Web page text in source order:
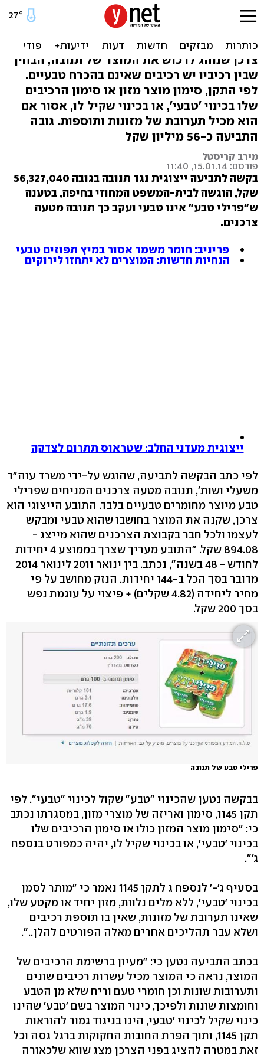
בקשה לייצוגית: פרילי מן
הטבע לא טבעי
צרכן שנוהג לרכוש את המוצר של תנובה, הבחין
שבין רכיביו יש רכיבים שאינם בהכרח טבעיים.
לפי התקן, סימון מוצר מזון או סימון הרכיבים
שלו בכינוי 'טבעי', או בכינוי שקיל לו, אסור אם
הוא מכיל תערובת של מזונות ותוספות. גובה
התביעה כ-56 מיליון שקל
מירב קריסטל
פורסם: 15.01.14, 11:40
בקשה לתביעה ייצוגית נגד תנובה בגובה 56,327,040
שקל, הוגשה לבית-המשפט המחוזי בחיפה, בטענה
ש"פרילי טבע" אינו טבעי ועקב כך תנובה מטעה
צרכנים.
פריניב: חומר משמר אסור במיץ תפוזים טבעי
הנחיות חדשות: המוצרים לא יתחזו לירוקים
ייצוגית מעדני החלב: שטראוס תתרום לצדקה
לפי כתב הבקשה לתביעה, שהוגש על-ידי משרד עוה"ד
משעלי ושות', תנובה מטעה צרכנים המניחים שפרילי
טבע מיוצר מחומרים טבעיים בלבד. התובע הייצוגי הוא
צרכן, שקנה את המוצר בחושבו שהוא טבעי ומבקש
לעצמו ולכל חבר בקבוצת הצרכנים שהוא מייצג -
894.08 שקל. "התובע מעריך שצרך בממוצע 4 יחידות
לחודש - 48 בשנה", נכתב. בין ינואר 2011 לינואר 2014
מדובר בסך הכל ב-144 יחידות. הנזק מחושב על פי
מחיר ליחידה (4.82 שקלים) + פיצוי על עוגמת נפש
בסך 200 שקל.
פרילי טבע של תנובה
בבקשה נטען שהכינוי "טבע" שקול לכינוי "טבעי". לפי
תקן 1145, סימון ואריזה של מוצרי מזון, במסגרתו נכתב
כי: "סימון מוצר המזון כולו או סימון הרכיבים שלו
בכינוי 'טבעי', או בכינוי שקיל לו, יהיה כמפורט בנספח
ג'".
בסעיף ג'-' לנספח ג לתקן 1145 נאמר כי "מותר לסמן
בכינוי 'טבעי', ללא מלים נלוות, מזון יחיד או מקטע שלו,
שאינו תערובת של מזונות, שאין בו תוספת רכיבים
ושלא עבר תהליכים אחרים מאלה הפורטים להלן..".
בכתב התביעה נטען כי: "מעיון ברשימת הרכיבים של
המוצר, נראה כי המוצר מכיל עשרות רכיבים שונים
ותערובות שונות וכן חומרי טעם וריח שלא מן הטבע
וחומצות שונות ולפיכך, כינוי המוצר בשם 'טבע' שהינו
כינוי שקיל לכינוי 'טבעי, הינו בניגוד גמור להוראות
תקן 1145, ותוך הפרת החובות החקוקות ברגל גסה וכל
זאת במטרה להציג בפני הצרכן מצג שווא שלכאורה